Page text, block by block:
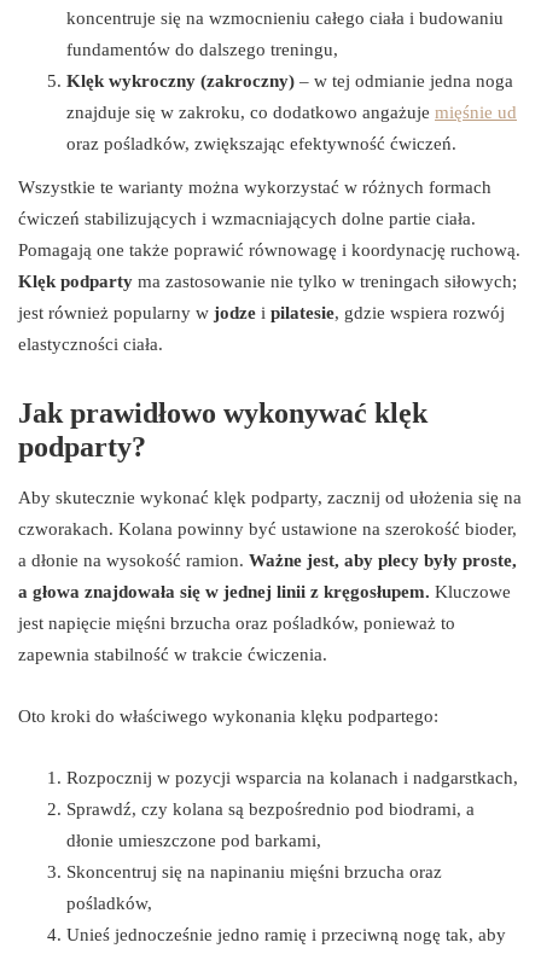
koncentruje się na wzmocnieniu całego ciała i budowaniu
fundamentów do dalszego treningu,
Klęk wykroczny (zakroczny) – w tej odmianie jedna noga
znajduje się w zakroku, co dodatkowo angażuje mięśnie ud
oraz pośladków, zwiększając efektywność ćwiczeń.
Wszystkie te warianty można wykorzystać w różnych formach
ćwiczeń stabilizujących i wzmacniających dolne partie ciała.
Pomagają one także poprawić równowagę i koordynację ruchową.
Klęk podparty ma zastosowanie nie tylko w treningach siłowych;
jest również popularny w jodze i pilatesie, gdzie wspiera rozwój
elastyczności ciała.
Jak prawidłowo wykonywać klęk
podparty?
Aby skutecznie wykonać klęk podparty, zacznij od ułożenia się na
czworakach. Kolana powinny być ustawione na szerokość bioder,
a dłonie na wysokość ramion. Ważne jest, aby plecy były proste,
a głowa znajdowała się w jednej linii z kręgosłupem. Kluczowe
jest napięcie mięśni brzucha oraz pośladków, ponieważ to
zapewnia stabilność w trakcie ćwiczenia.
Oto kroki do właściwego wykonania klęku podpartego:
Rozpocznij w pozycji wsparcia na kolanach i nadgarstkach,
Sprawdź, czy kolana są bezpośrednio pod biodrami, a
dłonie umieszczone pod barkami,
Skoncentruj się na napinaniu mięśni brzucha oraz
pośladków,
Unieś jednocześnie jedno ramię i przeciwną nogę tak, aby